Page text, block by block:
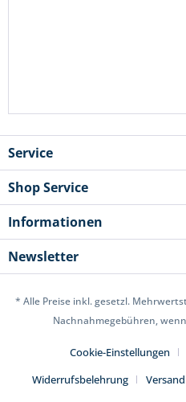
Service
Shop Service
Informationen
Newsletter
* Alle Preise inkl. gesetzl.
Nachnahmegebühren,
Cookie-Einstellungen
Widerrufsbelehrung